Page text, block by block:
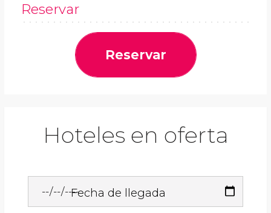
Reservar
Reservar
Hoteles en oferta
Fecha de llegada